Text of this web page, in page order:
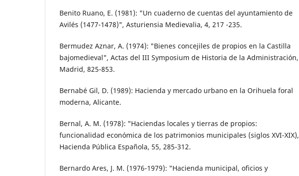
Benito Ruano, E. (1981): "Un cuaderno de cuentas del ayuntamiento de
Avilés (1477-1478)", Asturiensia Medievalia, 4, 217 -235.
Bermudez Aznar, A. (1974): "Bienes concejiles de propios en la Castilla
bajomedieval", Actas del III Symposium de Historia de la Administración,
Madrid, 825-853.
Bernabé Gil, D. (1989): Hacienda y mercado urbano en la Orihuela foral
moderna, Alicante.
Bernal, A. M. (1978): "Haciendas locales y tierras de propios:
funcionalidad económica de los patrimonios municipales (siglos XVI-XIX),
Hacienda Pública Española, 55, 285-312.
Bernardo Ares, J. M. (1976-1979): "Hacienda municipal, oficios y